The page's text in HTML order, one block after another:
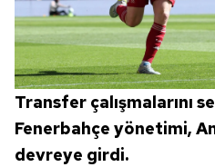
Transfer çalışmalarını
Fenerbahçe yönetimi,
devreye girdi.